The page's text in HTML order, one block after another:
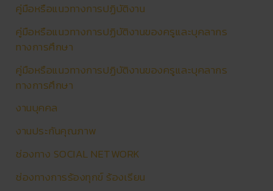
คู่มือหรือแนวทางการปฏิบัติงาน
คู่มือหรือแนวทางการปฏิบัติงานของครูและบุคลากร
ทางการศึกษา
คู่มือหรือแนวทางการปฏิบัติงานของครูและบุคลากร
ทางการศึกษา
งานบุคคล
งานประกันคุณภาพ
ช่องทาง SOCIAL NETWORK
ช่องทางการร้องทุกข์ ร้องเรียน